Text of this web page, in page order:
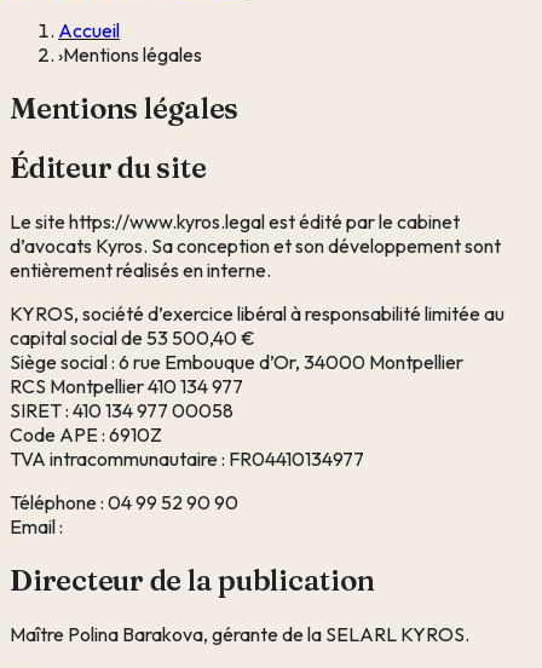
Accueil
›Mentions légales
Mentions légales
Éditeur du site
Le sitehttps://www.kyros.legalest édité par le cabinet
d’avocats Kyros. Sa conception et son développement sont
entièrement réalisés en interne.
KYROS, société d’exercice libéral à responsabilité limitée au
capital social de 53 500,40 €
Siège social : 6 rue Embouque d’Or, 34000 Montpellier
RCS Montpellier 410 134 977
SIRET : 410 134 977 00058
Code APE : 6910Z
TVA intracommunautaire : FR04410134977
Téléphone : 04 99 52 90 90
Email :
Directeur de la publication
Maître Polina Barakova, gérante de la SELARL KYROS.